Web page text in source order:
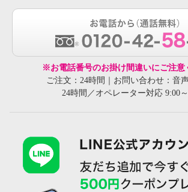
※お電話番号のお掛け間違いにご注意
ご注文：24時間｜お問い合わせ：音
24時間／オペレーター対応 9:00